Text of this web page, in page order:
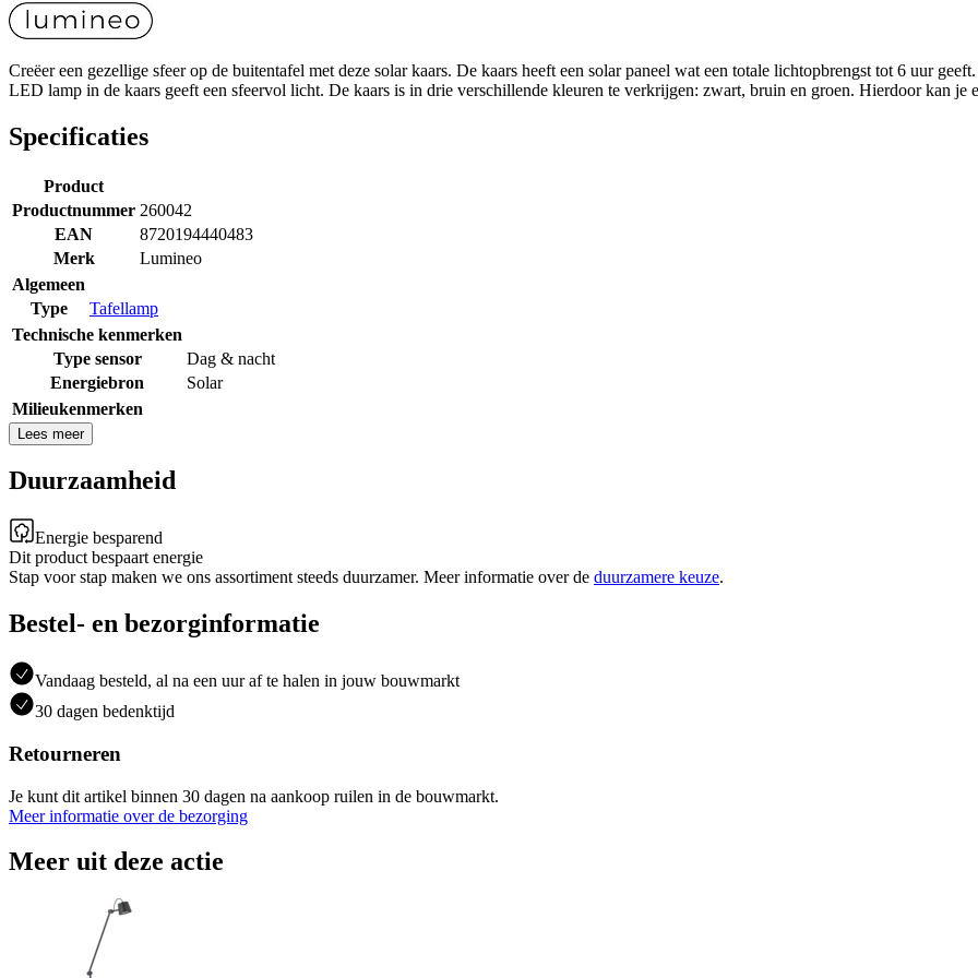
Creëer een gezellige sfeer op de buitentafel met deze solar kaars. De kaars heeft een solar paneel wat een totale lichtopbrengst tot 6 uur
LED lamp in de kaars geeft een sfeervol licht. De kaars is in drie verschillende kleuren te verkrijgen: zwart, bruin en groen. Hierdoor kan je
Specificaties
Product
Productnummer 260042
EAN
8720194440483
Merk
Lumineo
Algemeen
Type
Tafellamp
Technische kenmerken
Type sensor
Dag & nacht
Energiebron
Solar
Milieukenmerken
Lees meer
Duurzaamheid
Energie besparend
Dit product bespaart energie
Stap voor stap maken we ons assortiment steeds duurzamer. Meer informatie over de duurzamere keuze.
Bestel- en bezorginformatie
Vandaag besteld, al na een uur af te halen in jouw bouwmarkt
30 dagen bedenktijd
Retourneren
Je kunt dit artikel binnen 30 dagen na aankoop ruilen in de bouwmarkt.
Meer informatie over de bezorging
Meer uit deze actie